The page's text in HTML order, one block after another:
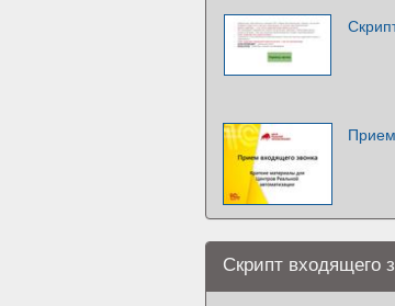
Скрипт входящего